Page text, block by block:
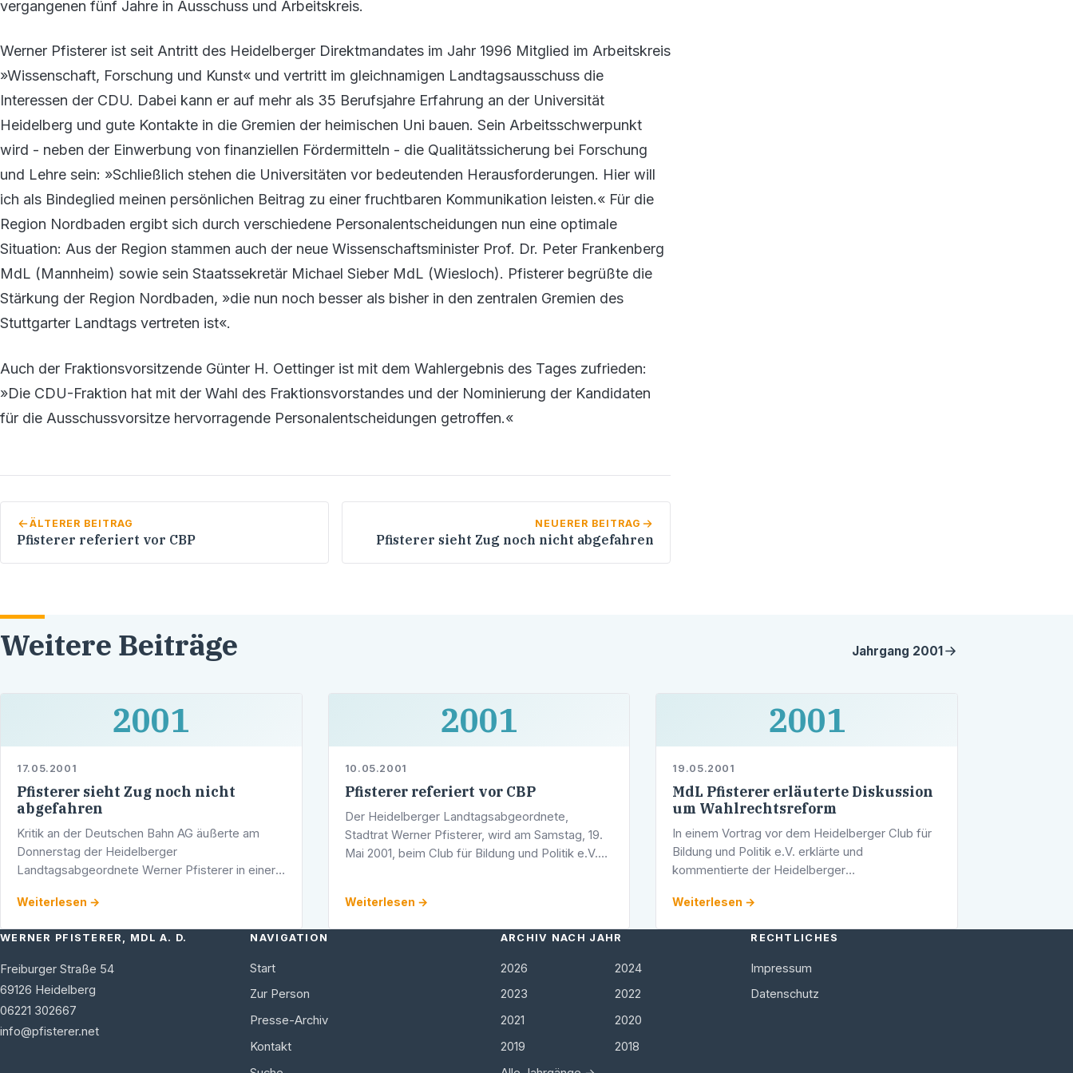
vergangenen fünf Jahre in Ausschuss und Arbeitskreis.
Werner Pfisterer ist seit Antritt des Heidelberger Direktmandates im Jahr 1996 Mitglied im Arbeitskreis
»Wissenschaft, Forschung und Kunst« und vertritt im gleichnamigen Landtagsausschuss die
Interessen der CDU. Dabei kann er auf mehr als 35 Berufsjahre Erfahrung an der Universität
Heidelberg und gute Kontakte in die Gremien der heimischen Uni bauen. Sein Arbeitsschwerpunkt
wird - neben der Einwerbung von finanziellen Fördermitteln - die Qualitätssicherung bei Forschung
und Lehre sein: »Schließlich stehen die Universitäten vor bedeutenden Herausforderungen. Hier will
ich als Bindeglied meinen persönlichen Beitrag zu einer fruchtbaren Kommunikation leisten.« Für die
Region Nordbaden ergibt sich durch verschiedene Personalentscheidungen nun eine optimale
Situation: Aus der Region stammen auch der neue Wissenschaftsminister Prof. Dr. Peter Frankenberg
MdL (Mannheim) sowie sein Staatssekretär Michael Sieber MdL (Wiesloch). Pfisterer begrüßte die
Stärkung der Region Nordbaden, »die nun noch besser als bisher in den zentralen Gremien des
Stuttgarter Landtags vertreten ist«.
Auch der Fraktionsvorsitzende Günter H. Oettinger ist mit dem Wahlergebnis des Tages zufrieden:
»Die CDU-Fraktion hat mit der Wahl des Fraktionsvorstandes und der Nominierung der Kandidaten
für die Ausschussvorsitze hervorragende Personalentscheidungen getroffen.«
ÄLTERER BEITRAG
Pfisterer referiert vor CBP
NEUERER BEITRAG
Pfisterer sieht Zug noch nicht abgefahren
Weitere Beiträge Jahrgang 2001
2001
17.05.2001
Pfisterer sieht Zug noch nicht
abgefahren
Kritik an der Deutschen Bahn AG äußerte am
Donnerstag der Heidelberger
Landtagsabgeordnete Werner Pfisterer in einer
war am Donnerstag zu lesen, dass die Bahn -
entgegen …
Weiterlesen →
2001
10.05.2001
Pfisterer referiert vor CBP
Der Heidelberger Landtagsabgeordnete,
Stadtrat Werner Pfisterer, wird am Samstag, 19.
Mai 2001, beim Club für Bildung und Politik e.V.
Weiterlesen →
2001
19.05.2001
MdL Pfisterer erläuterte Diskussion
um Wahlrechtsreform
In einem Vortrag vor dem Heidelberger Club für
Bildung und Politik e.V. erklärte und
kommentierte der Heidelberger
Mitte Mai die Diskussion um die
Wahlrechtsreform in …
Weiterlesen →
WERNER PFISTERER, MDL A. D.
Freiburger Straße 54
69126 Heidelberg
06221 302667
info@pfisterer.net
NAVIGATION
Start
Zur Person
Presse-Archiv
Kontakt
ARCHIV NACH JAHR
2026
2024
2023
2022
2021
2020
2019
2018
RECHTLICHES
Impressum
Datenschutz